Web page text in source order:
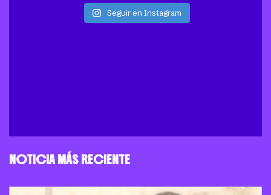
Seguir en Instagram
NOTICIA MÁS RECIENTE